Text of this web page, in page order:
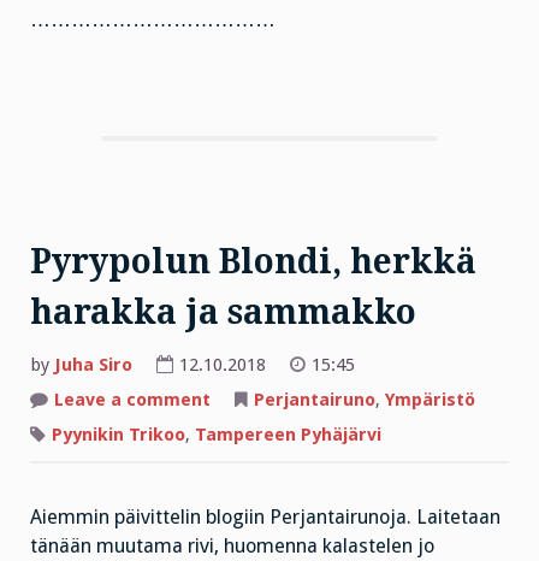
………………………………
Pyrypolun Blondi, herkkä
harakka ja sammakko
by Juha Siro 12.10.2018
15:45
Leave a comment
Pyrypolun
Blondi,
herkkä
Perjantairuno, Ympäristö
Pyynikin Trikoo, Tampereen Pyhäjärvi
Aiemmin päivittelin blogiin Perjantairunoja. Laitetaan
tänään muutama rivi, huomenna kalastelen jo